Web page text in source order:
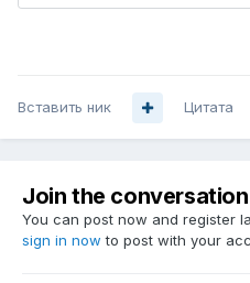
Вставить ник Цитата
Join the conversation
You can post now and register
sign in now to post with your